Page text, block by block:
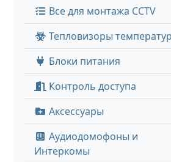
Все для монтажа CCTV
Тепловизоры
Блоки питания
Контроль доступа
Аксессуары
Аудиодомофоны и
Интеркомы